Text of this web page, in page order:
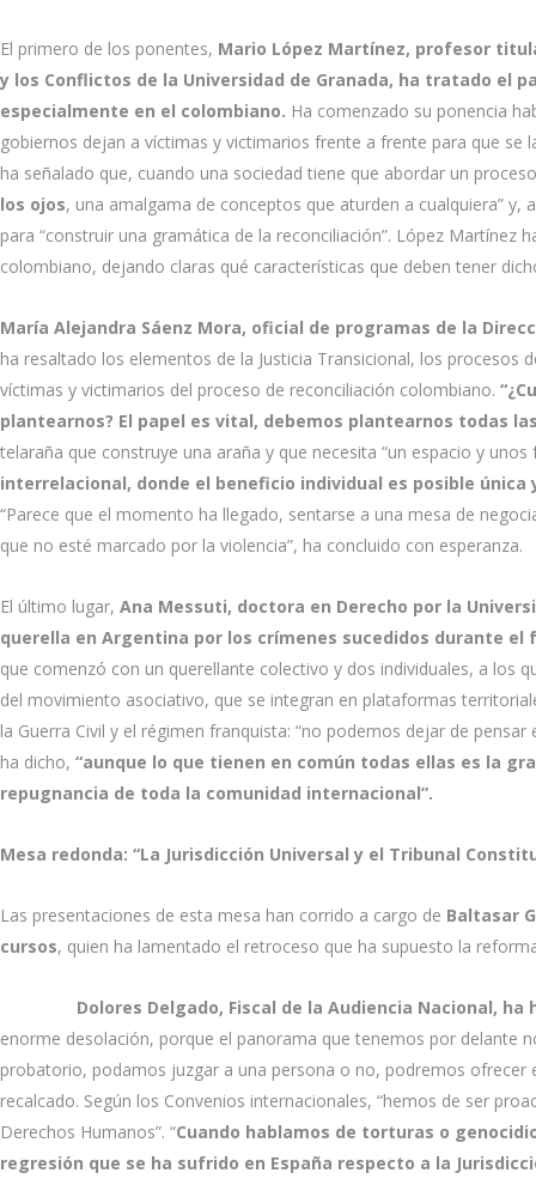
El primero de los ponentes, Mario López Martínez, profesor
y los Conflictos de la Universidad de Granada, ha tratado el
especialmente en el colombiano. Ha comenzado su ponencia
gobiernos dejan a víctimas y victimarios frente a frente para que se
ha señalado que, cuando una sociedad tiene que abordar un
los ojos, una amalgama de conceptos que aturden a cualquiera”
para “construir una gramática de la reconciliación”. López
colombiano, dejando claras qué características que deben tener
María Alejandra Sáenz Mora, oficial de programas de la
ha resaltado los elementos de la Justicia Transicional, los
víctimas y victimarios del proceso de reconciliación colombiano.
plantearnos? El papel es vital, debemos plantearnos todas
telaraña que construye una araña y que necesita “un espacio y unos
interrelacional, donde el beneficio individual es posible
“Parece que el momento ha llegado, sentarse a una mesa de
que no esté marcado por la violencia”, ha concluido con esperanza.
El último lugar, Ana Messuti, doctora en Derecho por la
querella en Argentina por los crímenes sucedidos durante el
que comenzó con un querellante colectivo y dos individuales, a los
del movimiento asociativo, que se integran en plataformas
la Guerra Civil y el régimen franquista: “no podemos dejar de
ha dicho, “aunque lo que tienen en común todas ellas es la
repugnancia de toda la comunidad internacional”.
Mesa redonda: “La Jurisdicción Universal y el Tribunal
Las presentaciones de esta mesa han corrido a cargo de Baltasar
cursos, quien ha lamentado el retroceso que ha supuesto la
Dolores Delgado, Fiscal de la Audiencia Nacional,
enorme desolación, porque el panorama que tenemos por delante
probatorio, podamos juzgar a una persona o no, podremos
recalcado. Según los Convenios internacionales, “hemos de ser
Derechos Humanos”. “Cuando hablamos de torturas o
regresión que se ha sufrido en España respecto a la